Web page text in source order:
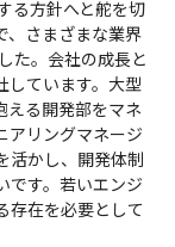
る方針へと舵を切
、さまざまな業界
た。会社の成長と
しています。大型
える開発部をマネ
アリングマネージ
活かし、開発体制
です。若いエンジ
存在を必要として